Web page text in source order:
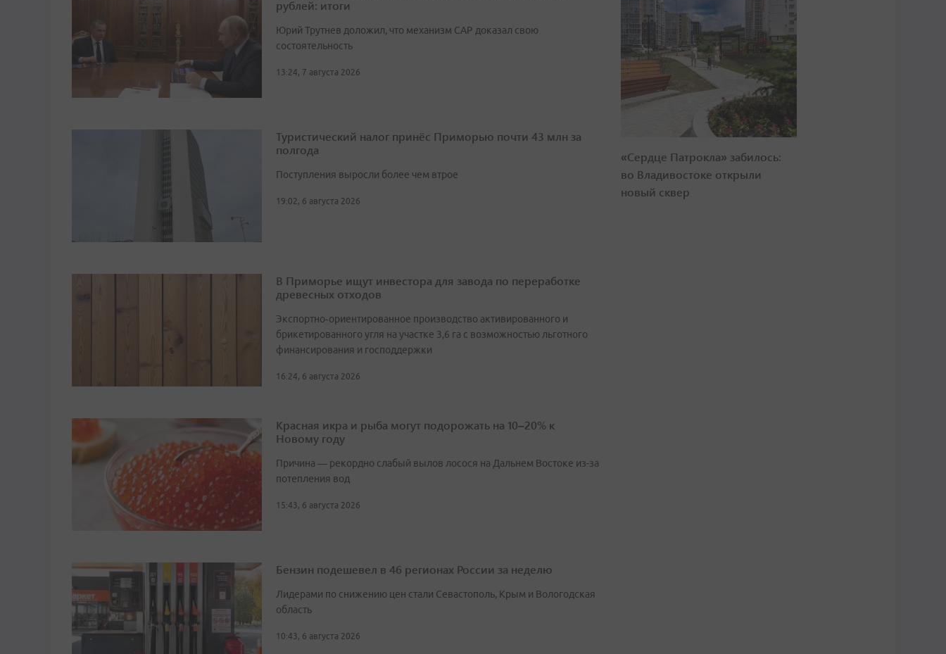
рублей: итоги
Юрий Трутнев доложил, что механизм САР доказал свою
состоятельность
13:24, 7 августа 2026
Туристический налог принёс Приморью почти 43 млн за
полгода
Поступления выросли более чем втрое
19:02, 6 августа 2026
В Приморье ищут инвестора для завода по переработке
древесных отходов
Экспортно‑ориентированное производство активированного и
брикетированного угля на участке 3,6 га с возможностью льготного
финансирования и господдержки
16:24, 6 августа 2026
Красная икра и рыба могут подорожать на 10–20% к
Новому году
Причина — рекордно слабый вылов лосося на Дальнем Востоке из-за
потепления вод
15:43, 6 августа 2026
Бензин подешевел в 46 регионах России за неделю
Лидерами по снижению цен стали Севастополь, Крым и Вологодская
область
10:43, 6 августа 2026
«Сердце Патрокла» забилось:
во Владивостоке открыли
новый сквер